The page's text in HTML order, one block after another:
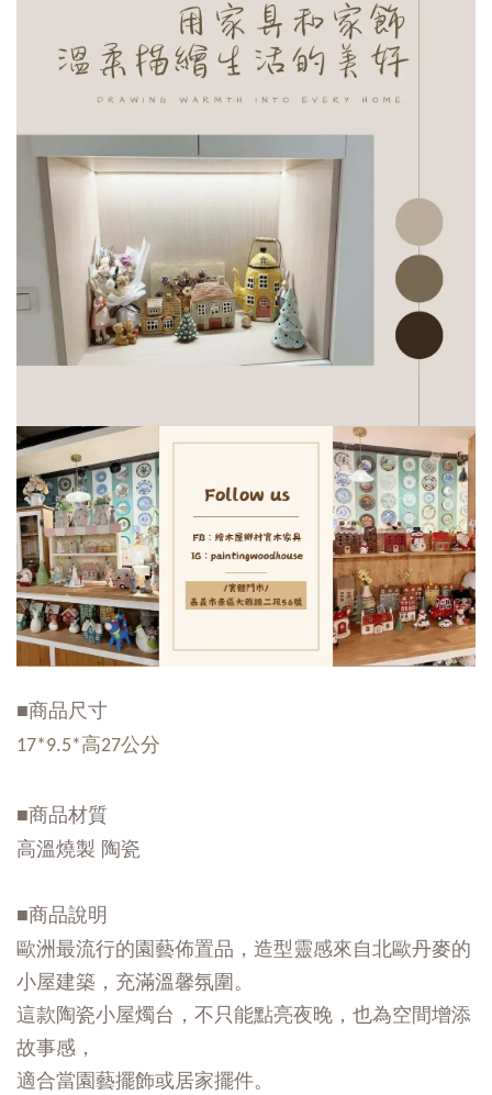
■商品尺寸
17*9.5*高27公分
■商品材質
高溫燒製 陶瓷
■商品說明
歐洲最流行的園藝佈置品，造型靈感來自北歐丹麥的
小屋建築，充滿溫馨氛圍。
這款陶瓷小屋燭台，不只能點亮夜晚，也為空間增添
故事感，
適合當園藝擺飾或居家擺件。